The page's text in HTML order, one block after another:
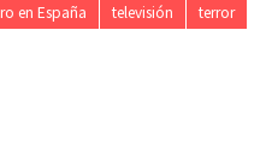
en España televisión
terror